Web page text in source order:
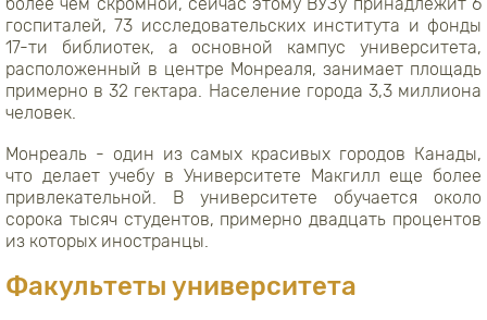
госпиталей, 73 исследовательских института и фонды
17-ти библиотек, а основной кампус университета,
расположенный в центре Монреаля, занимает площадь
примерно в 32 гектара. Население города 3,3 миллиона
человек.
Монреаль - один из самых красивых городов Канады,
что делает учебу в Университете Макгилл еще более
привлекательной. В университете обучается около
сорока тысяч студентов, примерно двадцать процентов
из которых иностранцы.
Факультеты университета